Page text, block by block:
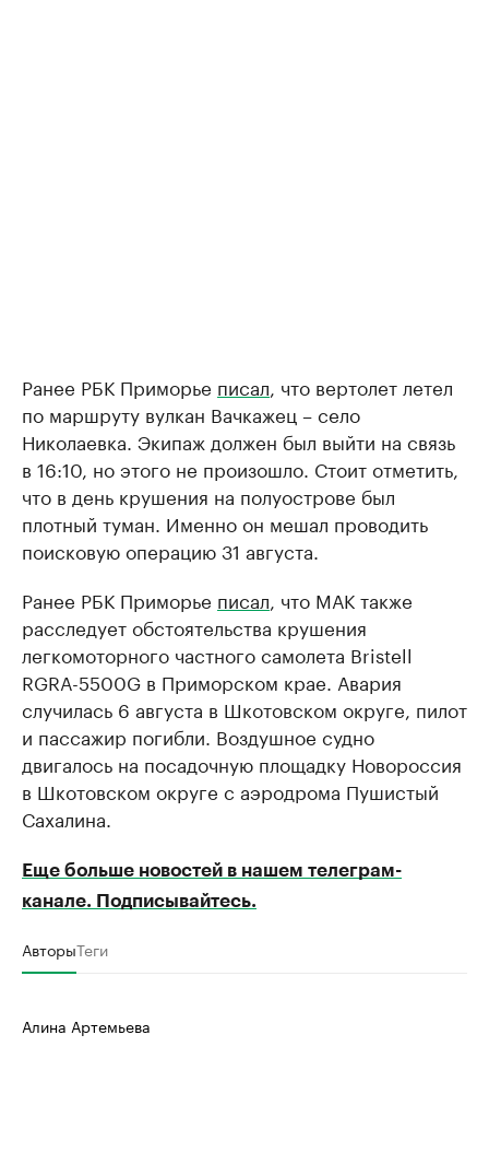
Ранее РБК Приморье писал , что вертолет летел
по маршруту вулкан Вачкажец – село
Николаевка. Экипаж должен был выйти на связь
в 16:10, но этого не произошло. Стоит отметить,
что в день крушения на полуострове был
плотный туман. Именно он мешал проводить
поисковую операцию 31 августа.
Ранее РБК Приморье писал , что МАК также
расследует обстоятельства крушения
легкомоторного частного самолета Bristell
RGRA-5500G в Приморском крае. Авария
случилась 6 августа в Шкотовском округе, пилот
и пассажир погибли. Воздушное судно
двигалось на посадочную площадку Новороссия
в Шкотовском округе с аэродрома Пушистый
Сахалина.
Еще больше новостей в нашем телеграм-
канале. Подписывайтесь.
АвторыТеги
Алина Артемьева